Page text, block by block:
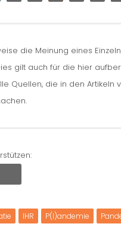
die Meinung eines
gilt auch für die hier
Quellen, die in den
IHR P(l)andemie